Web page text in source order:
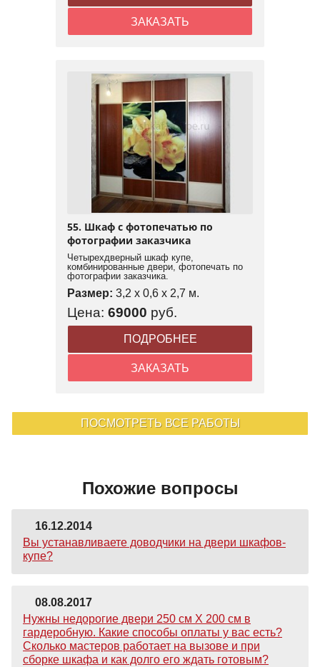
ЗАКАЗАТЬ
55. Шкаф с фотопечатью по
фотографии заказчика
Четырехдверный шкаф купе,
комбинированные двери, фотопечать по
фотографии заказчика.
Размер: 3,2 x 0,6 x 2,7 м.
Цена: 69000 руб.
ПОДРОБНЕЕ
ЗАКАЗАТЬ
ПОСМОТРЕТЬ ВСЕ РАБОТЫ
Похожие вопросы
16.12.2014
Вы устанавливаете доводчики на двери шкафов-
купе?
08.08.2017
Нужны недорогие двери 250 см Х 200 см в
гардеробную. Какие способы оплаты у вас есть?
Сколько мастеров работает на вызове и при
сборке шкафа и как долго его ждать готовым?